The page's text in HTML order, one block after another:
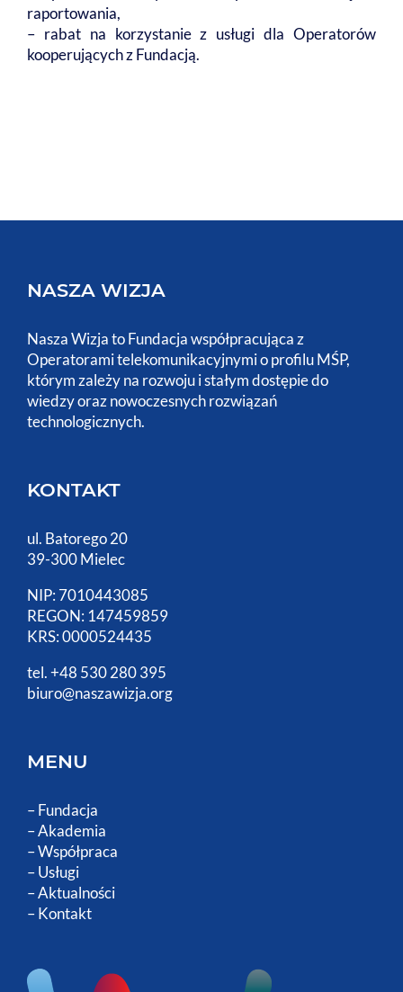
raportowania,
– rabat na korzystanie z usługi dla Operatorów
kooperujących z Fundacją.
NASZA WIZJA
Nasza Wizja to Fundacja współpracująca z
Operatorami telekomunikacyjnymi o profilu MŚP,
którym zależy na rozwoju i stałym dostępie do
wiedzy oraz nowoczesnych rozwiązań
technologicznych.
KONTAKT
ul. Batorego 20
39-300 Mielec
NIP: 7010443085
REGON: 147459859
KRS: 0000524435
tel. +48 530 280 395
biuro@naszawizja.org
MENU
–Fundacja
–Akademia
–Współpraca
–Usługi
–Aktualności
–Kontakt